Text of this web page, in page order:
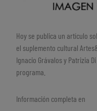
Hoy se publica un artículo
el suplemento cultural
Ignacio Grávalos y Patrizia
programa.
Información completa en